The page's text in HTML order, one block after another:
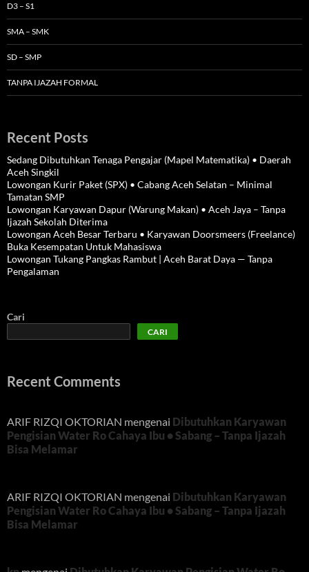
D3 – S1
SMA – SMK
SD – SMP
TANPA IJAZAH FORMAL
Recent Posts
Sedang Dibutuhkan Tenaga Pengajar (Mapel Matematika) • Daerah
Aceh Singkil
Lowongan Kurir Paket (SPX) • Cabang Aceh Selatan – Minimal
Tamatan SMP
Lowongan Karyawan Dapur (Warung Makan) • Aceh Jaya – Tanpa
Ijazah Sekolah Diterima
Lowongan Aceh Besar Terbaru • Karyawan Doorsmeers (Freelance)
Buka Kesempatan Untuk Mahasiswa
Lowongan Tukang Pangkas Rambut | Aceh Barat Daya — Tanpa
Pengalaman
Cari
CARI
Recent Comments
ARIF RIZQI OKTORIAN mengenai Dibutuhkan Karyawan
Pengisian Water Ro Cahaya Ibu • Sabang – Tanpa Ijazah
Bisa Melamar
ARIF RIZQI OKTORIAN mengenai Dibutuhkan Karyawan
Pengisian Water Ro Cahaya Ibu • Sabang – Tanpa Ijazah
Bisa Melamar